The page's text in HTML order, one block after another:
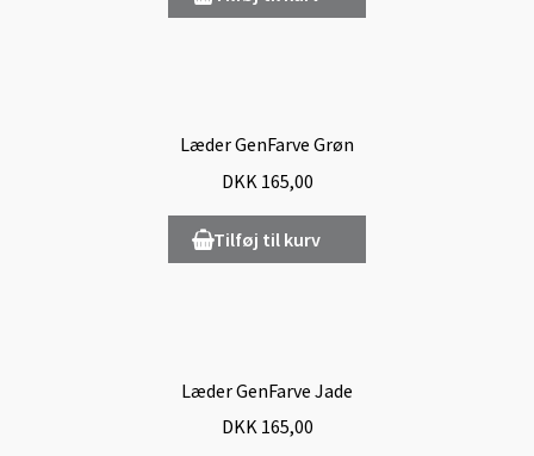
Læder GenFarve Grøn
DKK165,00
Tilføj til kurv
Læder GenFarve Jade
DKK165,00